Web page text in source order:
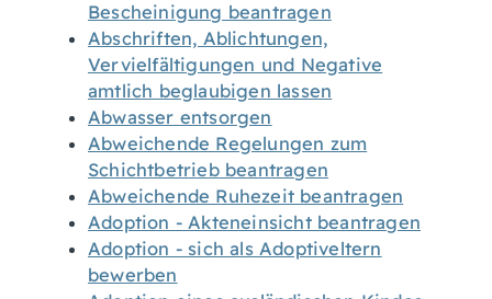
Bescheinigung beantragen
Abschriften, Ablichtungen,
Vervielfältigungen und Negative
amtlich beglaubigen lassen
Abwasser entsorgen
Abweichende Regelungen zum
Schichtbetrieb beantragen
Abweichende Ruhezeit beantragen
Adoption - Akteneinsicht beantragen
Adoption - sich als Adoptiveltern
bewerben